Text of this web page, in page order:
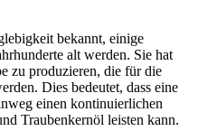
bekannt, einige
alt werden. Sie hat
zu produzieren, die für die
Dies bedeutet, dass eine
einen kontinuierlichen
Traubenkernöl leisten kann.